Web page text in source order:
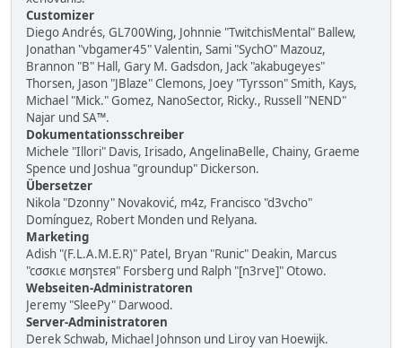
Customizer
Diego Andrés, GL700Wing, Johnnie "TwitchisMental" Ballew,
Jonathan "vbgamer45" Valentin, Sami "SychO" Mazouz,
Brannon "B" Hall, Gary M. Gadsdon, Jack "akabugeyes"
Thorsen, Jason "JBlaze" Clemons, Joey "Tyrsson" Smith, Kays,
Michael "Mick." Gomez, NanoSector, Ricky., Russell "NEND"
Najar und SA™.
Dokumentationsschreiber
Michele "Illori" Davis, Irisado, AngelinaBelle, Chainy, Graeme
Spence und Joshua "groundup" Dickerson.
Übersetzer
Nikola "Dzonny" Novaković, m4z, Francisco "d3vcho"
Domínguez, Robert Monden und Relyana.
Marketing
Adish "(F.L.A.M.E.R)" Patel, Bryan "Runic" Deakin, Marcus
"cσσкιє мσηѕтєя" Forsberg und Ralph "[n3rve]" Otowo.
Webseiten-Administratoren
Jeremy "SleePy" Darwood.
Server-Administratoren
Derek Schwab, Michael Johnson und Liroy van Hoewijk.